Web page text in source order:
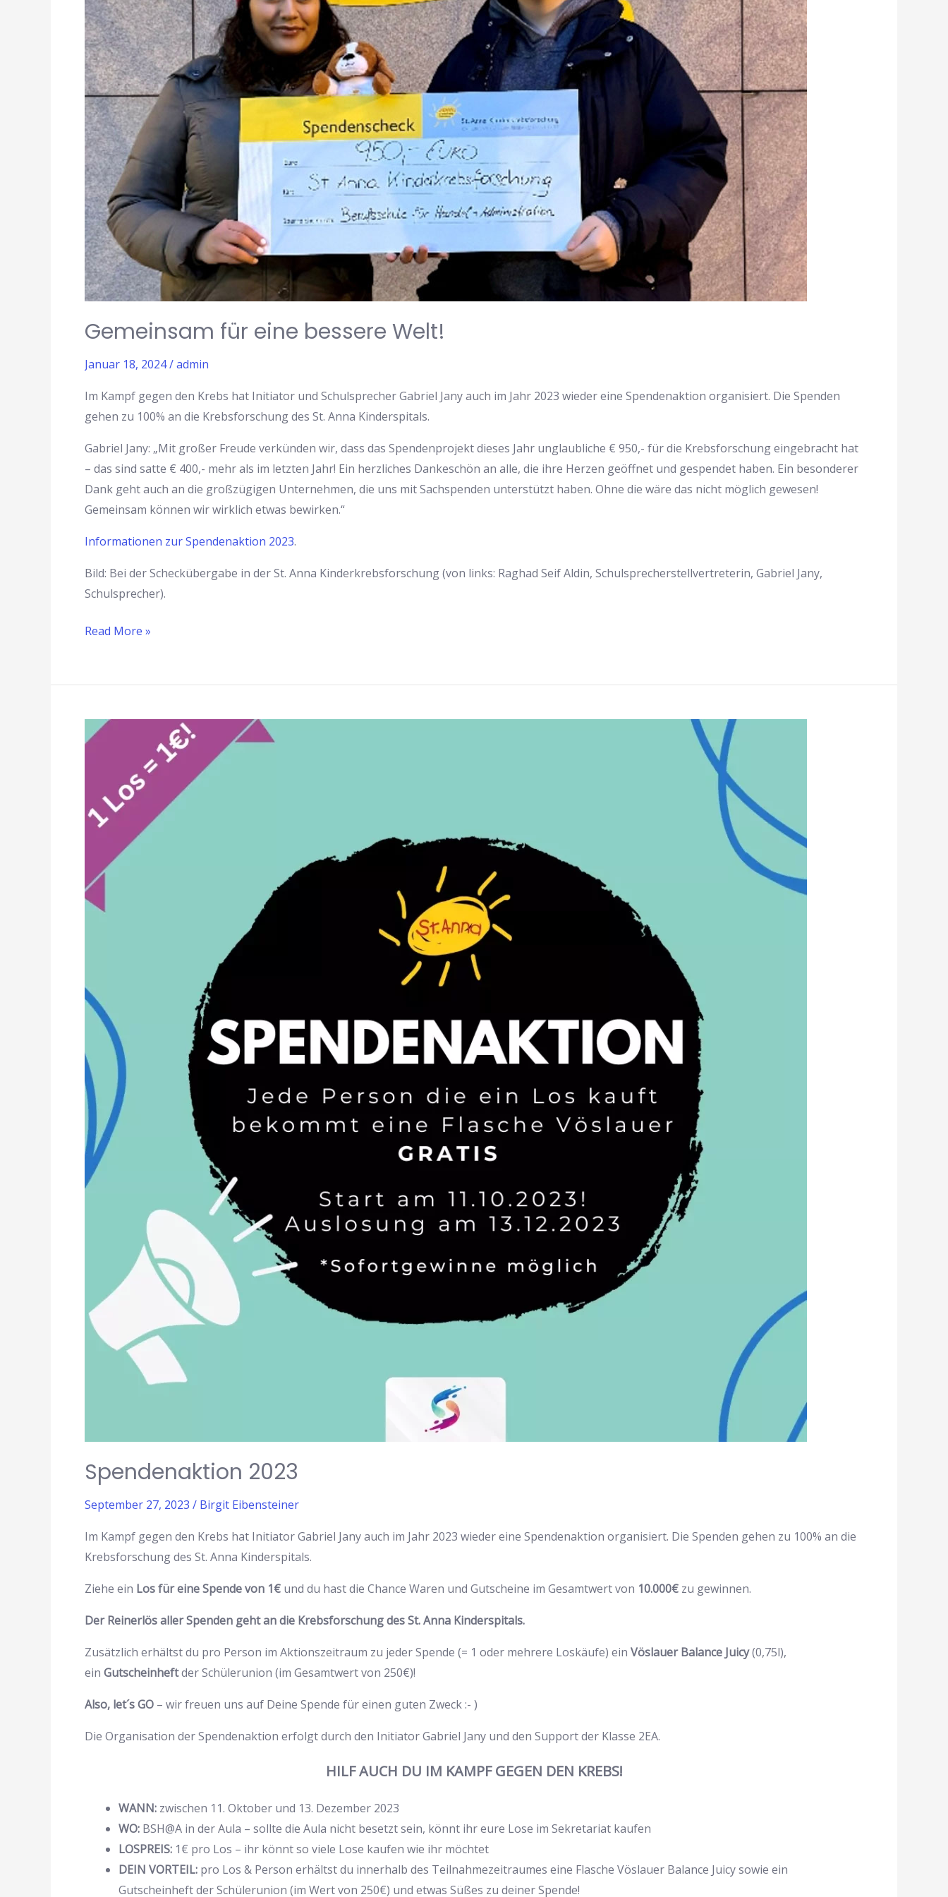
Gemeinsam für eine bessere Welt!
Januar 18, 2024/admin
Im Kampf gegen den Krebs hat Initiator und Schulsprecher Gabriel Jany auch im Jahr 2023 wieder eine Spendenaktion organisiert. Die Spenden
gehen zu 100% an die Krebsforschung des St. Anna Kinderspitals.
Gabriel Jany: „Mit großer Freude verkünden wir, dass das Spendenprojekt dieses Jahr unglaubliche € 950,- für die Krebsforschung eingebracht hat
– das sind satte € 400,- mehr als im letzten Jahr! Ein herzliches Dankeschön an alle, die ihre Herzen geöffnet und gespendet haben. Ein besonderer
Dank geht auch an die großzügigen Unternehmen, die uns mit Sachspenden unterstützt haben. Ohne die wäre das nicht möglich gewesen!
Gemeinsam können wir wirklich etwas bewirken.“
Informationen zur Spendenaktion 2023.
Bild: Bei der Scheckübergabe in der St. Anna Kinderkrebsforschung (von links: Raghad Seif Aldin, Schulsprecherstellvertreterin, Gabriel Jany,
Schulsprecher).
Read More »
Spendenaktion 2023
September 27, 2023 / Birgit Eibensteiner
Im Kampf gegen den Krebs hat Initiator Gabriel Jany auch im Jahr 2023 wieder eine Spendenaktion organisiert. Die Spenden gehen zu 100% an die
Krebsforschung des St. Anna Kinderspitals.
Ziehe ein Los für eine Spende von 1€ und du hast die Chance Waren und Gutscheine im Gesamtwert von 10.000€ zu gewinnen.
Der Reinerlös aller Spenden geht an die Krebsforschung des St. Anna Kinderspitals.
Zusätzlich erhältst du pro Person im Aktionszeitraum zu jeder Spende (= 1 oder mehrere Loskäufe) ein Vöslauer Balance Juicy(0,75l),
ein Gutscheinheftder Schülerunion (im Gesamtwert von 250€)!
Also, let´s GO – wir freuen uns auf Deine Spende für einen guten Zweck :- )
Die Organisation der Spendenaktion erfolgt durch den Initiator Gabriel Jany und den Support der Klasse 2EA.
HILF AUCH DU IM KAMPF GEGEN DEN KREBS!
WANN: zwischen 11. Oktober und 13. Dezember 2023
WO: BSH@A in der Aula – sollte die Aula nicht besetzt sein, könnt ihr eure Lose im Sekretariat kaufen
LOSPREIS: 1€ pro Los – ihr könnt so viele Lose kaufen wie ihr möchtet
DEIN VORTEIL: pro Los & Person erhältst du innerhalb des Teilnahmezeitraumes eine Flasche Vöslauer Balance Juicy sowie ein
Gutscheinheft der Schülerunion (im Wert von 250€) und etwas Süßes zu deiner Spende!
Spendenaktion
2023